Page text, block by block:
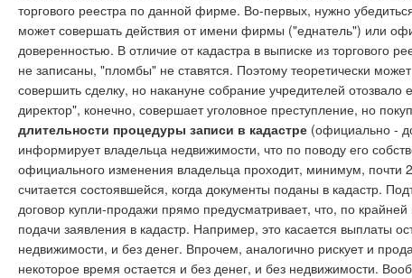
торгового реестра по данной фирме. Во-первых, нужно
может совершать действия от имени фирмы ("еднатель") или
доверенностью. В отличие от кадастра в выписке из
не записаны, "пломбы" не ставятся. Поэтому теоретически
совершить сделку, но накануне собрание учредителей
директор", конечно, совершает уголовное преступление, но
длительности процедуры записи в кадастре(официально - до
информирует владельца недвижимости, что по поводу его
официального изменения владельца проходит, минимум, почти
считается состоявшейся, когда документы поданы в кадастр.
договор купли-продажи прямо предусматривает, что, по
подачи заявления в кадастр. Например, это касается выплаты
недвижимости, и без денег. Впрочем, аналогично рискует и
некоторое время остается и без денег, и без недвижимости.